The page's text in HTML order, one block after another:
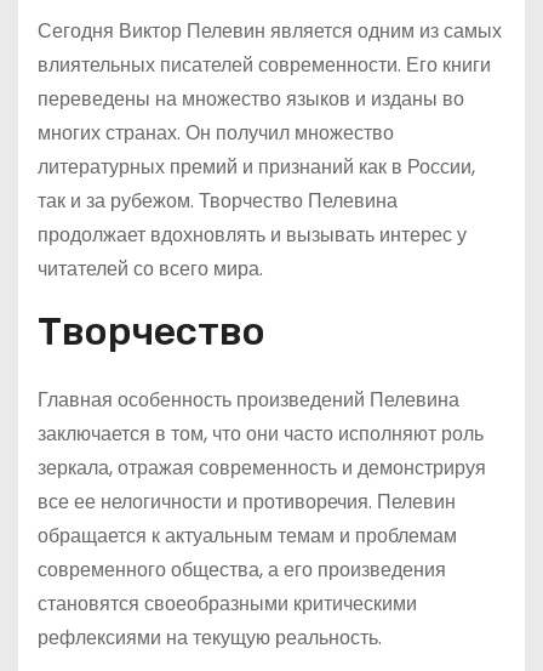
Сегодня Виктор Пелевин является одним из самых
влиятельных писателей современности. Его книги
переведены на множество языков и изданы во
многих странах. Он получил множество
литературных премий и признаний как в России,
так и за рубежом. Творчество Пелевина
продолжает вдохновлять и вызывать интерес у
читателей со всего мира.
Творчество
Главная особенность произведений Пелевина
заключается в том, что они часто исполняют роль
зеркала, отражая современность и демонстрируя
все ее нелогичности и противоречия. Пелевин
обращается к актуальным темам и проблемам
современного общества, а его произведения
становятся своеобразными критическими
рефлексиями на текущую реальность.